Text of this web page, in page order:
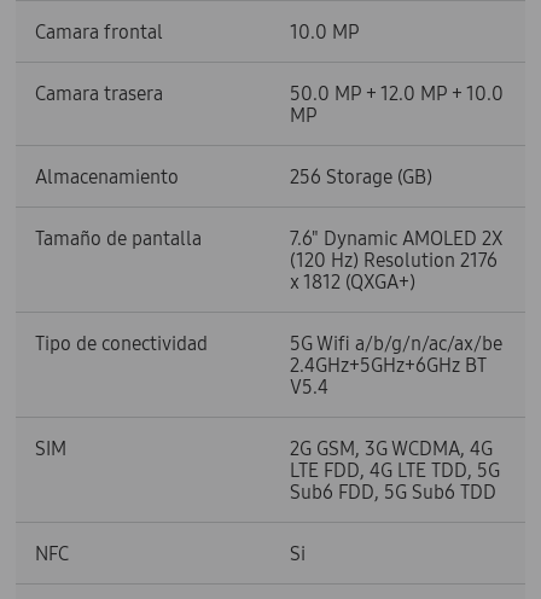
Camara frontal 10.0 MP
Camara trasera
50.0 MP + 12.0 MP + 10.0
MP
Almacenamiento 256 Storage (GB)
Tamaño de pantalla
7.6" Dynamic AMOLED 2X
(120 Hz) Resolution 2176
x 1812 (QXGA+)
Tipo de conectividad
5G Wifi a/b/g/n/ac/ax/be
2.4GHz+5GHz+6GHz BT
V5.4
SIM
2G GSM, 3G WCDMA, 4G
LTE FDD, 4G LTE TDD, 5G
Sub6 FDD, 5G Sub6 TDD
NFC Si